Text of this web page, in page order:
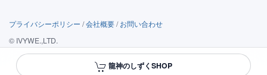
プライバシーポリシー /会社概要/お問い合わせ
© IVYWE.,LTD.
龍神のしずくSHOP